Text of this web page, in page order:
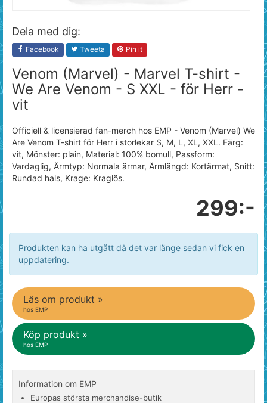
Dela med dig:
Facebook Tweeta Pin it
Venom (Marvel) - Marvel T-shirt -
We Are Venom - S XXL - för Herr -
vit
Officiell & licensierad fan-merch hos EMP - Venom (Marvel) We
Are Venom T-shirt för Herr i storlekar S, M, L, XL, XXL. Färg:
vit, Mönster: plain, Material: 100% bomull, Passform:
Vardaglig, Ärmtyp: Normala ärmar, Ärmlängd: Kortärmat, Snitt:
Rundad hals, Krage: Kraglös.
299:-
Produkten kan ha utgått då det var länge sedan vi fick en
uppdatering.
Läs om produkt »
hos EMP
Köp produkt »
hos EMP
Information om EMP
Europas största merchandise-butik